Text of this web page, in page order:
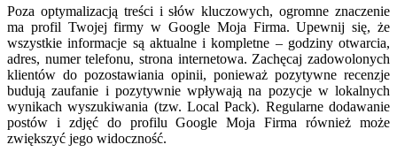
Poza optymalizacją treści i słów kluczowych, ogromne znaczenie
ma profil Twojej firmy w Google Moja Firma. Upewnij się, że
wszystkie informacje są aktualne i kompletne – godziny otwarcia,
adres, numer telefonu, strona internetowa. Zachęcaj zadowolonych
klientów do pozostawiania opinii, ponieważ pozytywne recenzje
budują zaufanie i pozytywnie wpływają na pozycje w lokalnych
wynikach wyszukiwania (tzw. Local Pack). Regularne dodawanie
postów i zdjęć do profilu Google Moja Firma również może
zwiększyć jego widoczność.